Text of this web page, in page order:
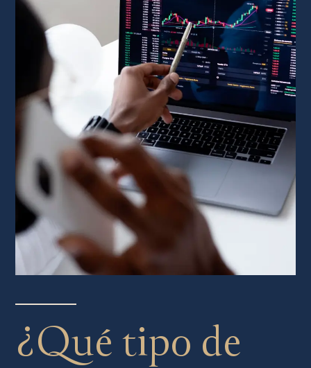
¿Qué tipo de